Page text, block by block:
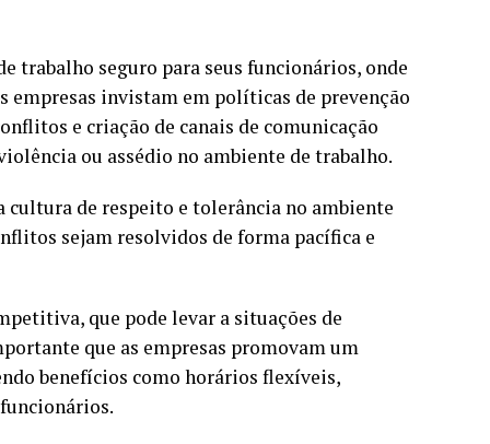
trabalho seguro para seus funcionários, onde
empresas invistam em políticas de prevenção
e criação de canais de comunicação
ou assédio no ambiente de trabalho.
cultura de respeito e tolerância no ambiente
sejam resolvidos de forma pacífica e
que pode levar a situações de
que as empresas promovam um
benefícios como horários flexíveis,